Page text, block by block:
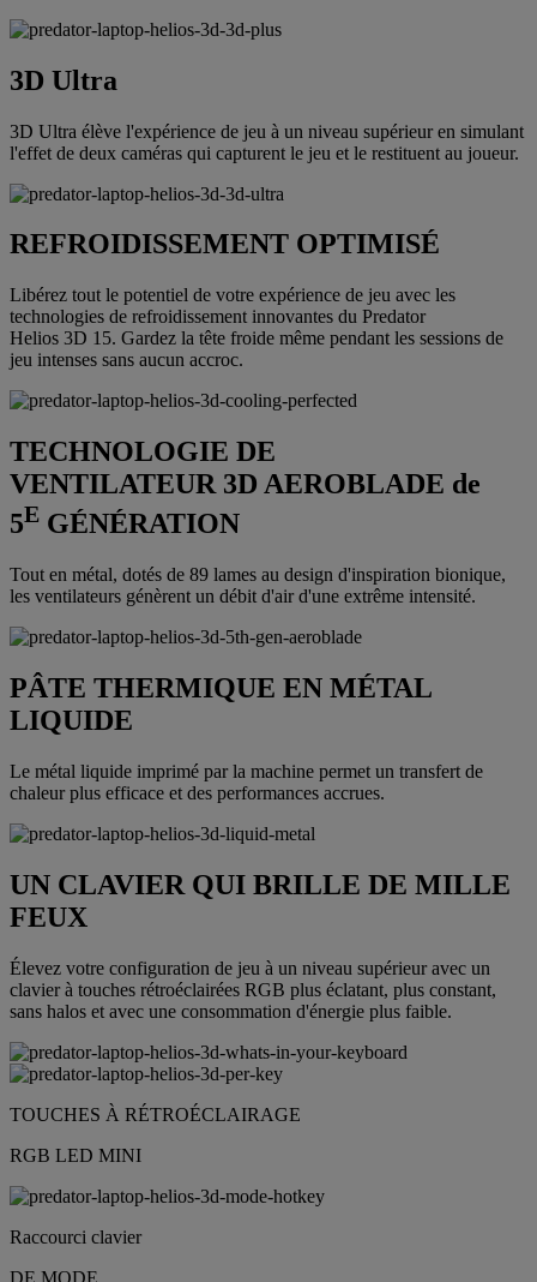
3D Ultra
3D Ultra élève l'expérience de jeu à un niveau supérieur en simulant
l'effet de deux caméras qui capturent le jeu et le restituent au joueur.
REFROIDISSEMENT OPTIMISÉ
Libérez tout le potentiel de votre expérience de jeu avec les
technologies de refroidissement innovantes du Predator
Helios 3D 15. Gardez la tête froide même pendant les sessions de
jeu intenses sans aucun accroc.
TECHNOLOGIE DE
VENTILATEUR 3D AEROBLADE de
5E GÉNÉRATION
Tout en métal, dotés de 89 lames au design d'inspiration bionique,
les ventilateurs génèrent un débit d'air d'une extrême intensité.
PÂTE THERMIQUE EN MÉTAL
LIQUIDE
Le métal liquide imprimé par la machine permet un transfert de
chaleur plus efficace et des performances accrues.
UN CLAVIER QUI BRILLE DE MILLE
FEUX
Élevez votre configuration de jeu à un niveau supérieur avec un
clavier à touches rétroéclairées RGB plus éclatant, plus constant,
sans halos et avec une consommation d'énergie plus faible.
TOUCHES À RÉTROÉCLAIRAGE
RGB LED MINI
Raccourci clavier
DE MODE